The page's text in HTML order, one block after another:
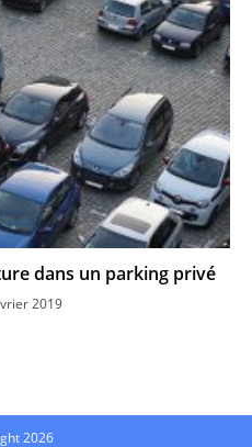
dans un parking privé
2019
2026